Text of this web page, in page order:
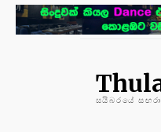
සයිබරයේ